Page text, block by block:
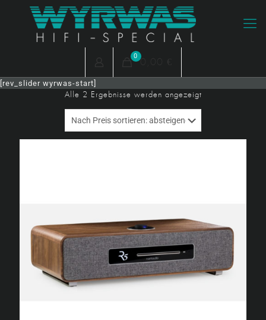
0 0,00 €
[rev_slider wyrwas-start]
Alle 2 Ergebnisse werden angezeigtNach